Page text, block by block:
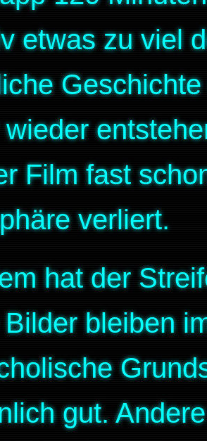
etwas zu viel
Film fast
verliert.
hat der
bleiben
gut.